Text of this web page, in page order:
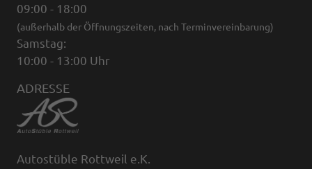
09:00 - 18:00
(außerhalb der Öffnungszeiten, nach Terminvereinbarung)
Samstag:
10:00 - 13:00 Uhr
ADRESSE
Autostüble Rottweil e.K.